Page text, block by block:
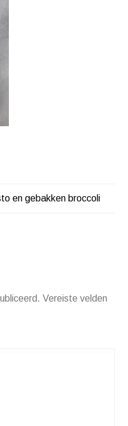
en gebakken broccoli
Vereiste velden